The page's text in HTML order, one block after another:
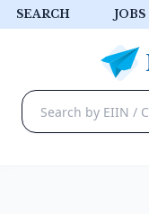
SEARCH JOBS